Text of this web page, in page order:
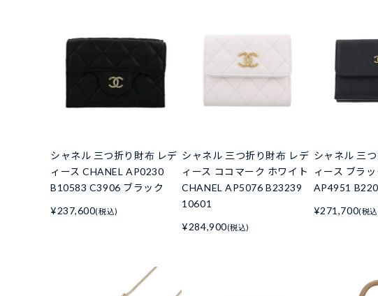
シャネル 三つ折り財布 レデ
ィース CHANEL AP0230
B10583 C3906 ブラック
¥237,600(税込)
シャネル 三つ折り財布 レデ
ィース ココマーク ホワイト
CHANEL AP5076 B23239
10601
¥284,900(税込)
シャネル 三
ィース ブラ
AP4951
¥271,700(税